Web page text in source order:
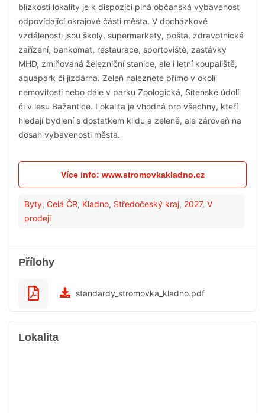
blízkosti lokality je k dispozici plná občanská vybavenost
odpovídající okrajové části města. V docházkové
vzdálenosti jsou školy, supermarkety, pošta, zdravotnická
zařízení, bankomat, restaurace, sportoviště, zastávky
MHD, zmiňovaná železniční stanice, ale i letní koupaliště,
aquapark či jízdárna. Zeleň naleznete přímo v okolí
nemovitosti nebo dále v parku Zoologická, Sítenské údolí
či v lesu Bažantice. Lokalita je vhodná pro všechny, kteří
hledají bydlení s dostatkem klidu a zeleně, ale zároveň na
dosah vybavenosti města.
Více info: www.stromovkakladno.cz
Byty, Celá ČR, Kladno, Středočeský kraj, 2027, V
prodeji
Přílohy
standardy_stromovka_kladno.pdf
Lokalita